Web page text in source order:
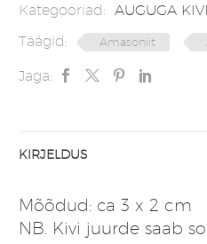
Kategooriad: AUGUGA
Täägid:
Amasoniit
Jaga:
KIRJELDUS
Mõõdud: ca 3 x 2 cm
NB. Kivi juurde saab